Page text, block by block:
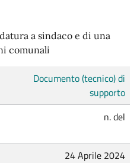
a sindaco e di una
comunali
Documento (tecnico) di
supporto
n. del
24 Aprile 2024